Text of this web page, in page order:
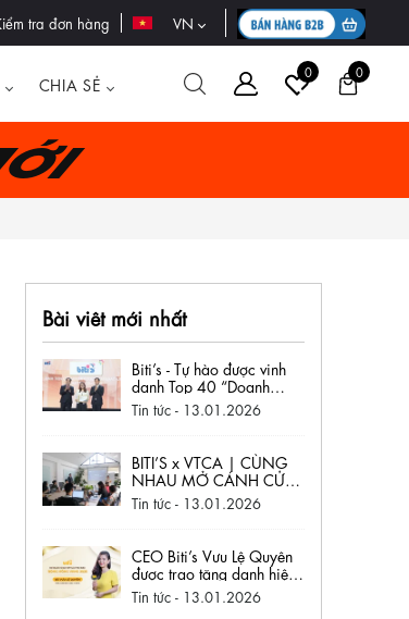
tra đơn hàng VN
CHIA SẺ
0 0
Bài viêt mới nhất
Biti’s - Tự hào được vinh
danh Top 40 “Doanh
nghiệp vì Cộng đồng” tại
Saigon Times CSR 2025
Tin tức - 13.01.2026
BITI’S x VTCA | CÙNG
NHAU MỞ CÁNH CỬA
AI
Tin tức - 13.01.2026
CEO Biti’s Vưu Lệ Quyên
được trao tặng danh hiệu
“Nữ doanh nhân Việt
Nam tiêu biểu - Bông
Tin tức - 13.01.2026